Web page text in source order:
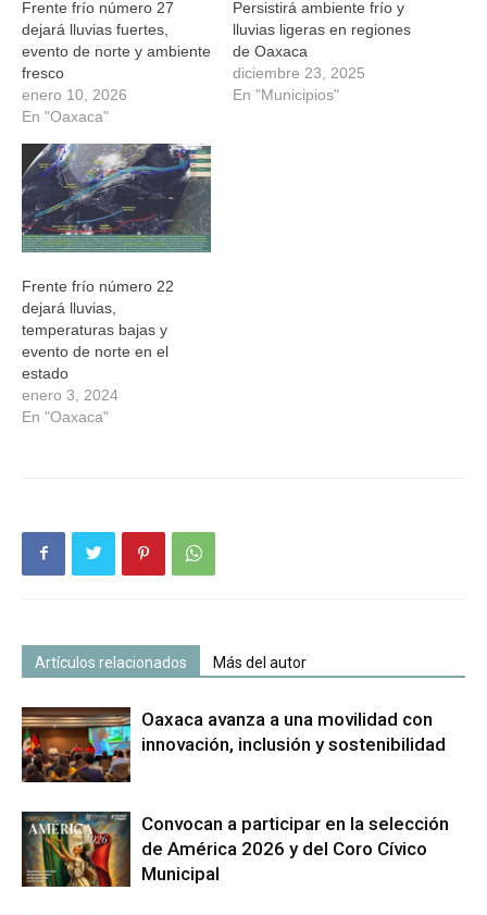
Frente frío número 27
dejará lluvias fuertes,
evento de norte y ambiente
fresco
enero 10, 2026
En "Oaxaca"
Persistirá ambiente frío y
lluvias ligeras en regiones
de Oaxaca
diciembre 23, 2025
En "Municipios"
Frente frío número 22
dejará lluvias,
temperaturas bajas y
evento de norte en el
estado
enero 3, 2024
En "Oaxaca"
Artículos relacionados Más del autor
Oaxaca avanza a una movilidad con
innovación, inclusión y sostenibilidad
Convocan a participar en la selección
de América 2026 y del Coro Cívico
Municipal